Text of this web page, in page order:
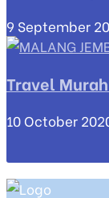
9 September
Travel
10 October